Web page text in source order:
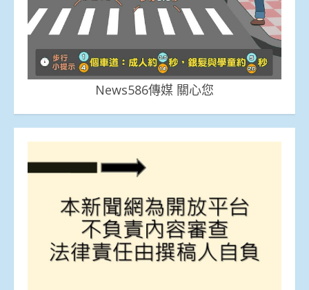
News586傳媒 關心您